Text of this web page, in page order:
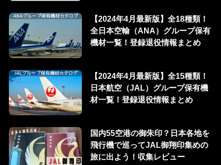
【2024年4月最新版】全18種類！
全日本空輸（ANA）グループ保有
機材一覧！登録退役情報まとめ
【2024年4月最新版】全15種類！
日本航空（JAL）グループ保有機
材一覧！登録退役情報まとめ
国内55空港の御朱印？日本各地を
飛行機で巡ってJAL御翔印集めの
旅に出よう！収集レビュー